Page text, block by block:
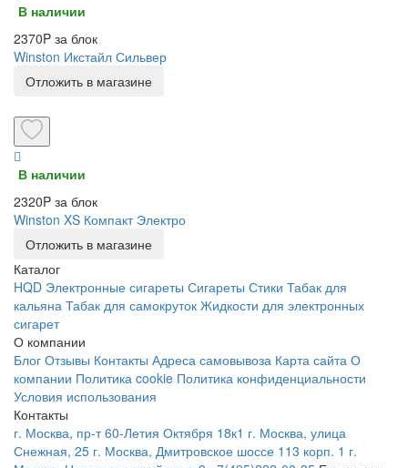
В наличии
2370P за блок
Winston Икстайл Сильвер
Отложить в магазине
В наличии
2320P за блок
Winston XS Компакт Электро
Отложить в магазине
Каталог
HQD Электронные сигареты Сигареты Стики Табак для
кальяна Табак для самокруток Жидкости для электронных
сигарет
О компании
Блог Отзывы Контакты Адреса самовывоза Карта сайта О
компании Политика cookie Политика конфиденциальности
Условия использования
Контакты
г. Москва, пр-т 60-Летия Октября 18к1 г. Москва, улица
Снежная, 25 г. Москва, Дмитровское шоссе 113 корп. 1 г.